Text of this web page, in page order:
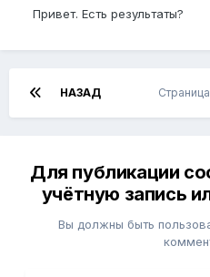
Привет. Есть результаты?
НАЗАД
Для публикации
учётную запись
Вы должны быть